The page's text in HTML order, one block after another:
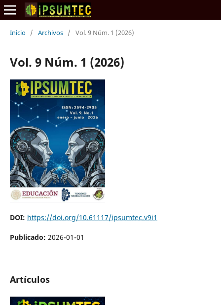
Inicio / Archivos / Vol. 9 Núm. 1 (2026)
Vol. 9 Núm. 1 (2026)
DOI: https://doi.org/10.61117/ipsumtec.v9i1
Publicado: 2026-01-01
Artículos